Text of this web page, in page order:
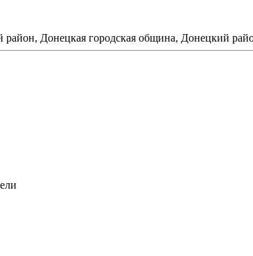
Донецкая городская община, Донецкий